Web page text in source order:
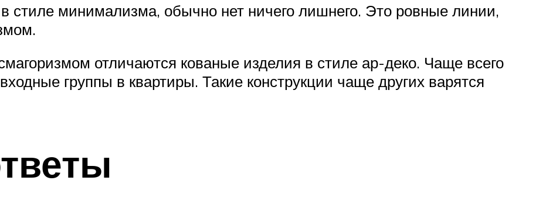
стиле минимализма, обычно нет ничего лишнего. Это ровные линии,
отличаются кованые изделия в стиле ар-деко. Чаще всего
группы в квартиры. Такие конструкции чаще других варятся